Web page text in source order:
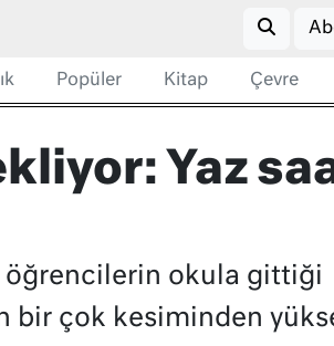
Popüler Kitap Çevre
Yaz
öğrencilerin okula gittiği
bir çok kesiminden